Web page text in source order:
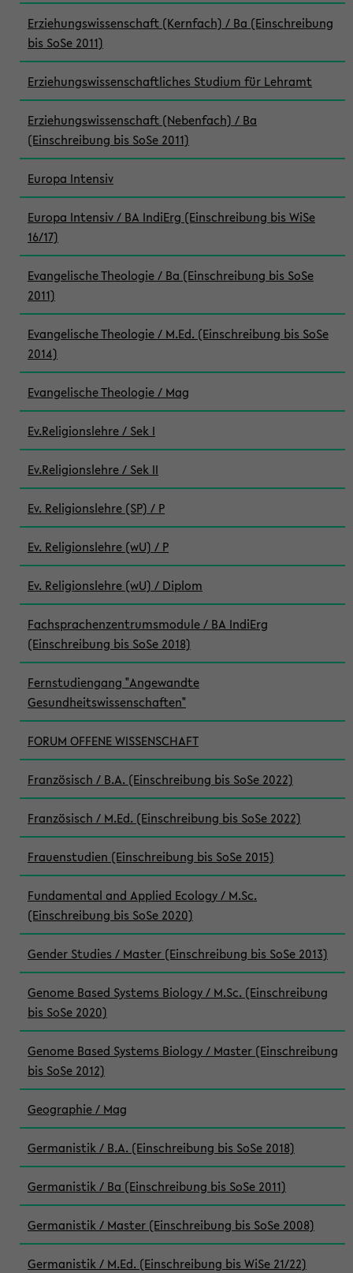
Erziehungswissenschaft (Kernfach) / Ba (Einschreibung
bis SoSe 2011)
Erziehungswissenschaftliches Studium für Lehramt
Erziehungswissenschaft (Nebenfach) / Ba
(Einschreibung bis SoSe 2011)
Europa Intensiv
Europa Intensiv / BA IndiErg (Einschreibung bis WiSe
16/17)
Evangelische Theologie / Ba (Einschreibung bis SoSe
2011)
Evangelische Theologie / M.Ed. (Einschreibung bis SoSe
2014)
Evangelische Theologie / Mag
Ev.Religionslehre / Sek I
Ev.Religionslehre / Sek II
Ev. Religionslehre (SP) / P
Ev. Religionslehre (wU) / P
Ev. Religionslehre (wU) / Diplom
Fachsprachenzentrumsmodule / BA IndiErg
(Einschreibung bis SoSe 2018)
Fernstudiengang "Angewandte
Gesundheitswissenschaften"
FORUM OFFENE WISSENSCHAFT
Französisch / B.A. (Einschreibung bis SoSe 2022)
Französisch / M.Ed. (Einschreibung bis SoSe 2022)
Frauenstudien (Einschreibung bis SoSe 2015)
Fundamental and Applied Ecology / M.Sc.
(Einschreibung bis SoSe 2020)
Gender Studies / Master (Einschreibung bis SoSe 2013)
Genome Based Systems Biology / M.Sc. (Einschreibung
bis SoSe 2020)
Genome Based Systems Biology / Master (Einschreibung
bis SoSe 2012)
Geographie / Mag
Germanistik / B.A. (Einschreibung bis SoSe 2018)
Germanistik / Ba (Einschreibung bis SoSe 2011)
Germanistik / Master (Einschreibung bis SoSe 2008)
Germanistik / M.Ed. (Einschreibung bis WiSe 21/22)